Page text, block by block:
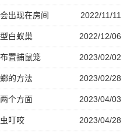
2022/11/11
出现在房间
2022/12/06
白蚁巢
2023/02/02
置捕鼠笼
2023/02/28
的方法
2023/04/03
个方面
2023/04/28
叮咬